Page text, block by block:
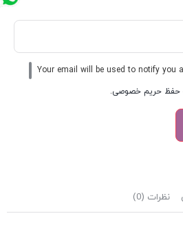
Your email will be used to notify you
حریم خصوصی.
نظرات (0)